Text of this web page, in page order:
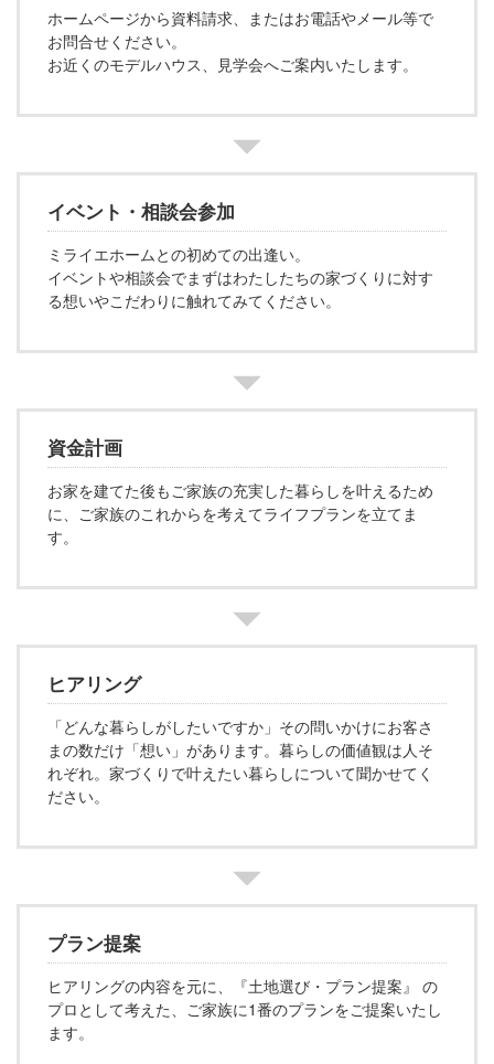
ホームページから資料請求、またはお電話やメール等で
お問合せください。
お近くのモデルハウス、見学会へご案内いたします。
イベント・相談会参加
ミライエホームとの初めての出逢い。
イベントや相談会でまずはわたしたちの家づくりに対す
る想いやこだわりに触れてみてください。
資金計画
お家を建てた後もご家族の充実した暮らしを叶えるため
に、ご家族のこれからを考えてライフプランを立てま
す。
ヒアリング
「どんな暮らしがしたいですか」その問いかけにお客さ
まの数だけ「想い」があります。暮らしの価値観は人そ
れぞれ。家づくりで叶えたい暮らしについて聞かせてく
ださい。
プラン提案
ヒアリングの内容を元に、『土地選び・プラン提案』 の
プロとして考えた、ご家族に1番のプランをご提案いたし
ます。